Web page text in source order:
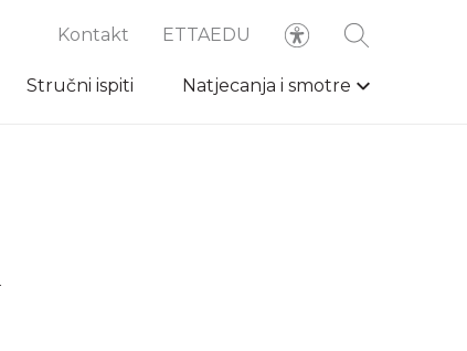
Kontakt ETTAEDU
Stručni ispiti Natjecanja i smotre